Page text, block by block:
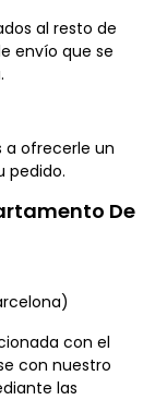
al resto de
envío que se
a ofrecerle un
pedido.
De
con el
con nuestro
las